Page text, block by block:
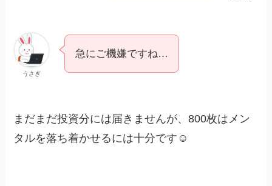
うさぎ
急にご機嫌ですね…
まだまだ投資分には届きませんが、800枚はメン
タルを落ち着かせるには十分です☺️